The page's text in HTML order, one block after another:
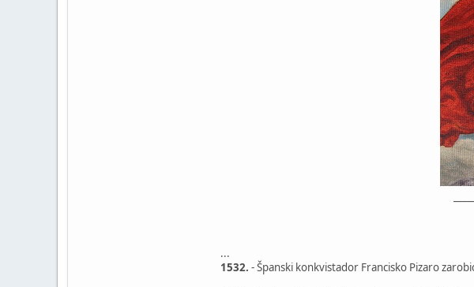
...
1532. - Španski konkvistador Francisko Pizaro